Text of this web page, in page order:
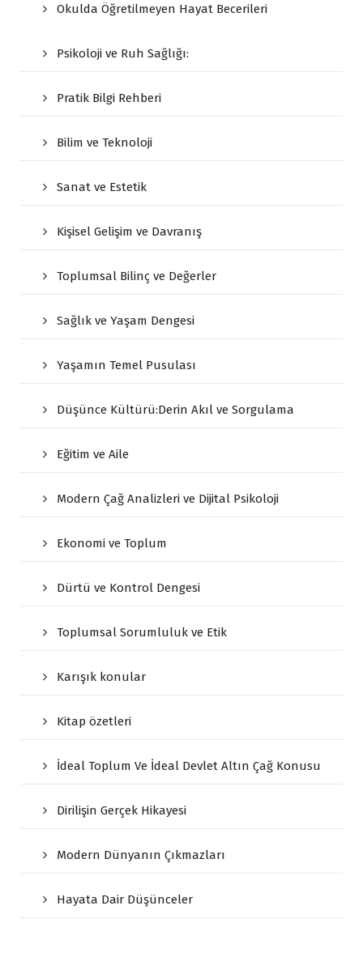
Okulda Öğretilmeyen Hayat Becerileri
Psikoloji ve Ruh Sağlığı:
Pratik Bilgi Rehberi
Bilim ve Teknoloji
Sanat ve Estetik
Kişisel Gelişim ve Davranış
Toplumsal Bilinç ve Değerler
Sağlık ve Yaşam Dengesi
Yaşamın Temel Pusulası
Düşünce Kültürü:Derin Akıl ve Sorgulama
Eğitim ve Aile
Modern Çağ Analizleri ve Dijital Psikoloji
Ekonomi ve Toplum
Dürtü ve Kontrol Dengesi
Toplumsal Sorumluluk ve Etik
Karışık konular
Kitap özetleri
İdeal Toplum Ve İdeal Devlet Altın Çağ Konusu
Dirilişin Gerçek Hikayesi
Modern Dünyanın Çıkmazları
Hayata Dair Düşünceler